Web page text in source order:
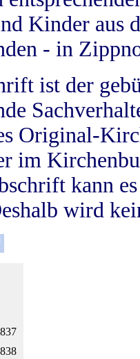
Kinder aus
- in
ist der
Original-
im
kann
wird